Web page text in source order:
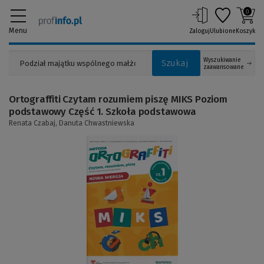
Menu
Szukaj
Wyszukiwanie
zaawansowane
ZalogujUlubione
0
Koszyk
strony)
Ortograffiti Czytam rozumiem piszę MIKS Poziom
podstawowy Część 1. Szkoła podstawowa
Renata Czabaj, Danuta Chwastniewska